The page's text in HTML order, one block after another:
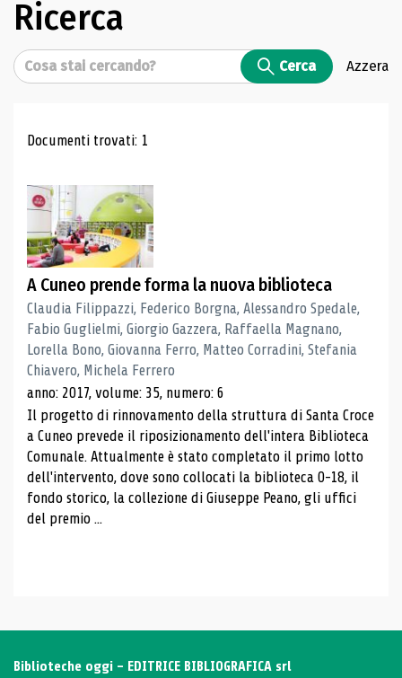
Ricerca
Cerca Cerca Azzera
Risultati di ricerca
Documenti trovati: 1
A Cuneo prende forma la nuova biblioteca
Claudia Filippazzi, Federico Borgna, Alessandro Spedale,
Fabio Guglielmi, Giorgio Gazzera, Raffaella Magnano,
Lorella Bono, Giovanna Ferro, Matteo Corradini, Stefania
Chiavero, Michela Ferrero
anno: 2017, volume: 35, numero: 6
Il progetto di rinnovamento della struttura di Santa Croce
a Cuneo prevede il riposizionamento dell'intera Biblioteca
Comunale. Attualmente è stato completato il primo lotto
dell'intervento, dove sono collocati la biblioteca 0-18, il
fondo storico, la collezione di Giuseppe Peano, gli uffici
del premio ...
Biblioteche oggi - EDITRICE BIBLIOGRAFICA srl